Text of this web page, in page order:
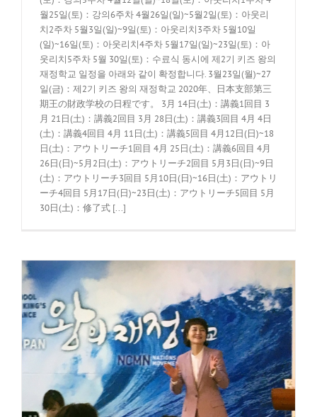
월25일(토)：강의6주차 4월26일(일)~5월2일(토)：아웃리
치2주차 5월3일(일)~9일(토)：아웃리치3주차 5월10일
(일)~16일(토)：아웃리치4주차 5월17일(일)~23일(토)：아
웃리치5주차 5월 30일(토)：수료식 동시에 제2기 키즈 왕의
재정학교 일정을 아래와 같이 확정합니다. 3월23일(월)~27
일(금)：제2기 키즈 왕의 재정학교 2020年、日本支部第三
期王の財政学校の日程です。 3月 14日(土)：講義1回目 3
月 21日(土)：講義2回目 3月 28日(土)：講義3回目 4月 4日
(土)：講義4回目 4月 11日(土)：講義5回目 4月12日(日)~18
日(土)：アウトリーチ1回目 4月 25日(土)：講義6回目 4月
26日(日)~5月2日(土)：アウトリーチ2回目 5月3日(日)~9日
(土)：アウトリーチ3回目 5月10日(日)~16日(土)：アウトリ
ーチ4回目 5月17日(日)~23日(土)：アウトリーチ5回目 5月
30日(土)：修了式 [...]